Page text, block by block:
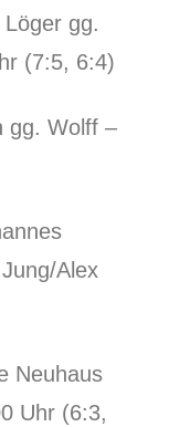
gg.
(7:5, 6:4)
gg. Wolff –
Alex
Neuhaus
Uhr (6:3,